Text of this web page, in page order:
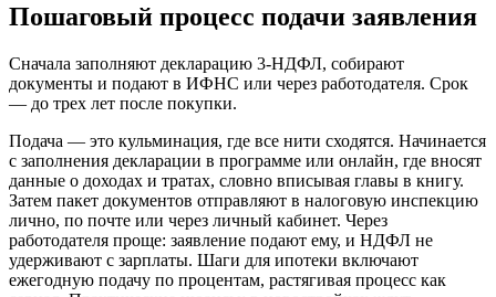
Пошаговый процесс подачи заявления
Сначала заполняют декларацию 3-НДФЛ, собирают
документы и подают в ИФНС или через работодателя. Срок
— до трех лет после покупки.
Подача — это кульминация, где все нити сходятся. Начинается
с заполнения декларации в программе или онлайн, где вносят
данные о доходах и тратах, словно вписывая главы в книгу.
Затем пакет документов отправляют в налоговую инспекцию
лично, по почте или через личный кабинет. Через
работодателя проще: заявление подают ему, и НДФЛ не
удерживают с зарплаты. Шаги для ипотеки включают
ежегодную подачу по процентам, растягивая процесс как